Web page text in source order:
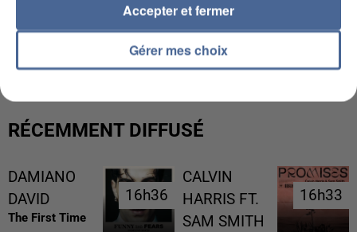
LES DONNÉES DE 300 000 CLIENTS DÉROBÉES À
INTERMARCHÉ APRÈS UNE...
RÉCEMMENT DIFFUSÉ
DAMIANO
DAVID
The First Time
16h36
16h36
CALVIN
HARRIS FT.
SAM SMITH
16h33
16h33
Gérer mes choix
Accepter et fermer